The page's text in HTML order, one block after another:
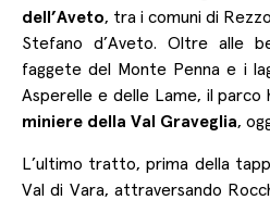
dell’Aveto, tra i comuni di
Stefano d’Aveto. Oltre alle
faggete del Monte Penna e i
Asperelle e delle Lame, il
miniere della Val Graveglia,
L’ultimo tratto, prima della
Val di Vara, attraversando